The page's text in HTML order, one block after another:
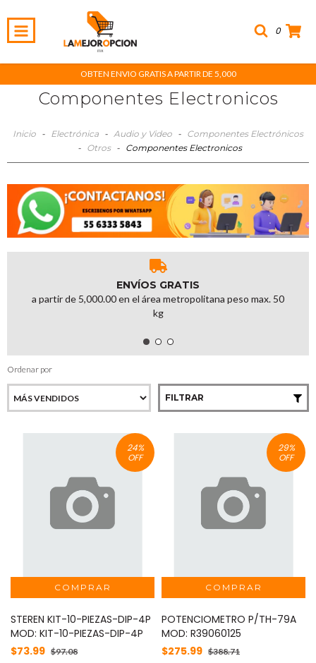
0
OBTEN ENVIO GRATIS A PARTIR DE 5,000
Componentes Electronicos
Inicio - Electrónica - Audio y Video - Componentes Electrónicos
- Otros - Componentes Electronicos
ENVÍOS GRATIS
a partir de 5,000.00 en el área metropolitana peso max. 50
kg
Ordenar por
FILTRAR
24%
OFF
STEREN KIT-10-PIEZAS-DIP-4P
MOD: KIT-10-PIEZAS-DIP-4P
$73.99 $97.08
29%
OFF
POTENCIOMETRO P/TH-79A
MOD: R39060125
$275.99 $388.71